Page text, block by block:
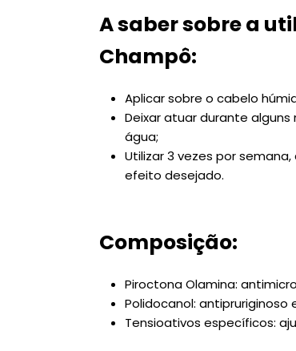
A saber sobre a
Champô:
Aplicar sobre o cabelo
Deixar atuar durante
água;
Utilizar 3 vezes por
efeito desejado.
Composição:
Piroctona Olamina:
Polidocanol: antipruriginoso
Tensioativos específicos: